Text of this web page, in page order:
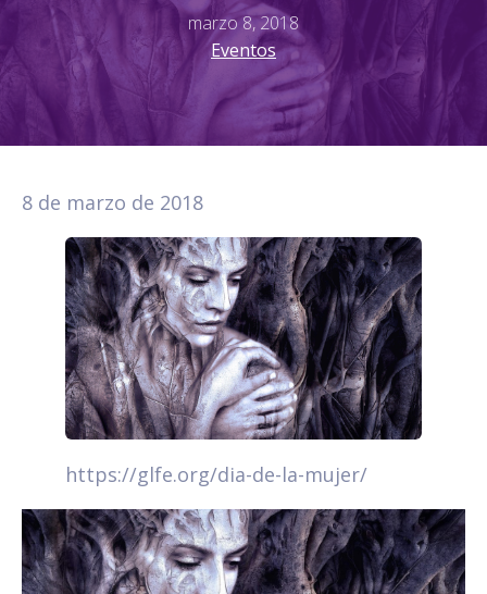
marzo 8, 2018
Eventos
8 de marzo de 2018
https://glfe.org/dia-de-la-mujer/